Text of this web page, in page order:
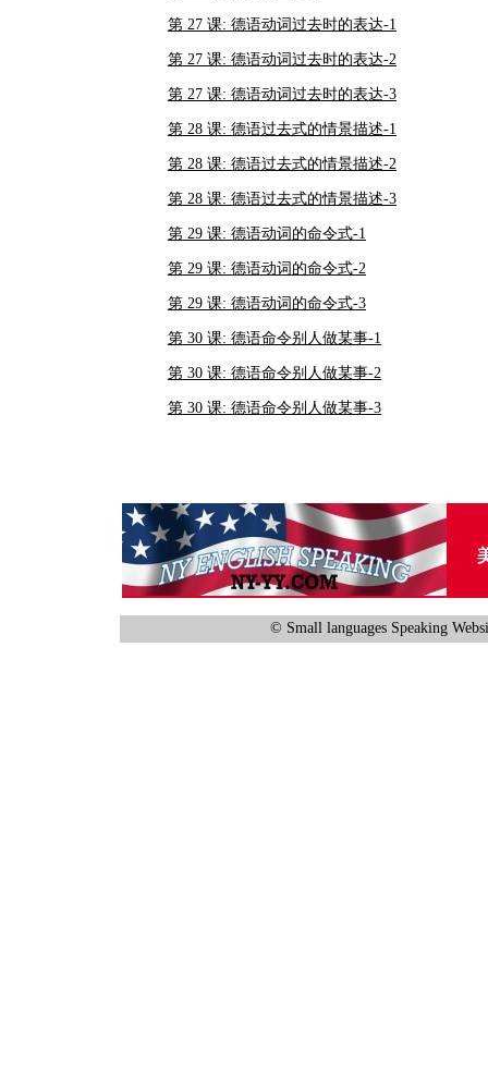
第 27 课: 德语动词过去时的表达-1
第 27 课: 德语动词过去时的表达-2
第 27 课: 德语动词过去时的表达-3
第 28 课: 德语过去式的情景描述-1
第 28 课: 德语过去式的情景描述-2
第 28 课: 德语过去式的情景描述-3
第 29 课: 德语动词的命令式-1
第 29 课: 德语动词的命令式-2
第 29 课: 德语动词的命令式-3
第 30 课: 德语命令别人做某事-1
第 30 课: 德语命令别人做某事-2
第 30 课: 德语命令别人做某事-3
© Small languages Speaking